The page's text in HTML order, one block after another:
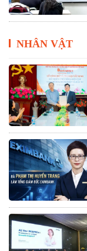
NHÂN VẬT